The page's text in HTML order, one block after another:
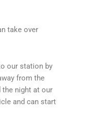
take over
our station by
from the
the night at our
and can start